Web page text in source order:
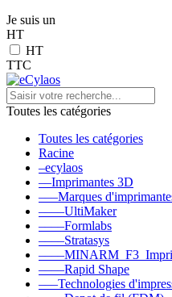
Je suis un
HT
HT
TTC
Toutes les catégories
Toutes les catégories
Racine
–ecylaos
––Imprimantes 3D
–––Marques
––––UltiMaker
––––Formlabs
––––Stratasys
––––Rapid Shape
–––Technologies